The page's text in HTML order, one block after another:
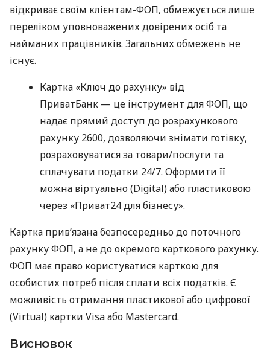
відкриває своїм клієнтам-ФОП, обмежується лише
переліком уповноважених довірених осіб та
найманих працівників. Загальних обмежень не
існує.
Картка «Ключ до рахунку» від
ПриватБанк — це інструмент для ФОП, що
надає прямий доступ до розрахункового
рахунку 2600, дозволяючи знімати готівку,
розраховуватися за товари/послуги та
сплачувати податки 24/7. Оформити її
можна віртуально (Digital) або пластиковою
через «Приват24 для бізнесу».
Картка прив’язана безпосередньо до поточного
рахунку ФОП, а не до окремого карткового рахунку.
ФОП має право користуватися карткою для
особистих потреб після сплати всіх податків. Є
можливість отримання пластикової або цифрової
(Virtual) картки Visa або Mastercard.
Висновок